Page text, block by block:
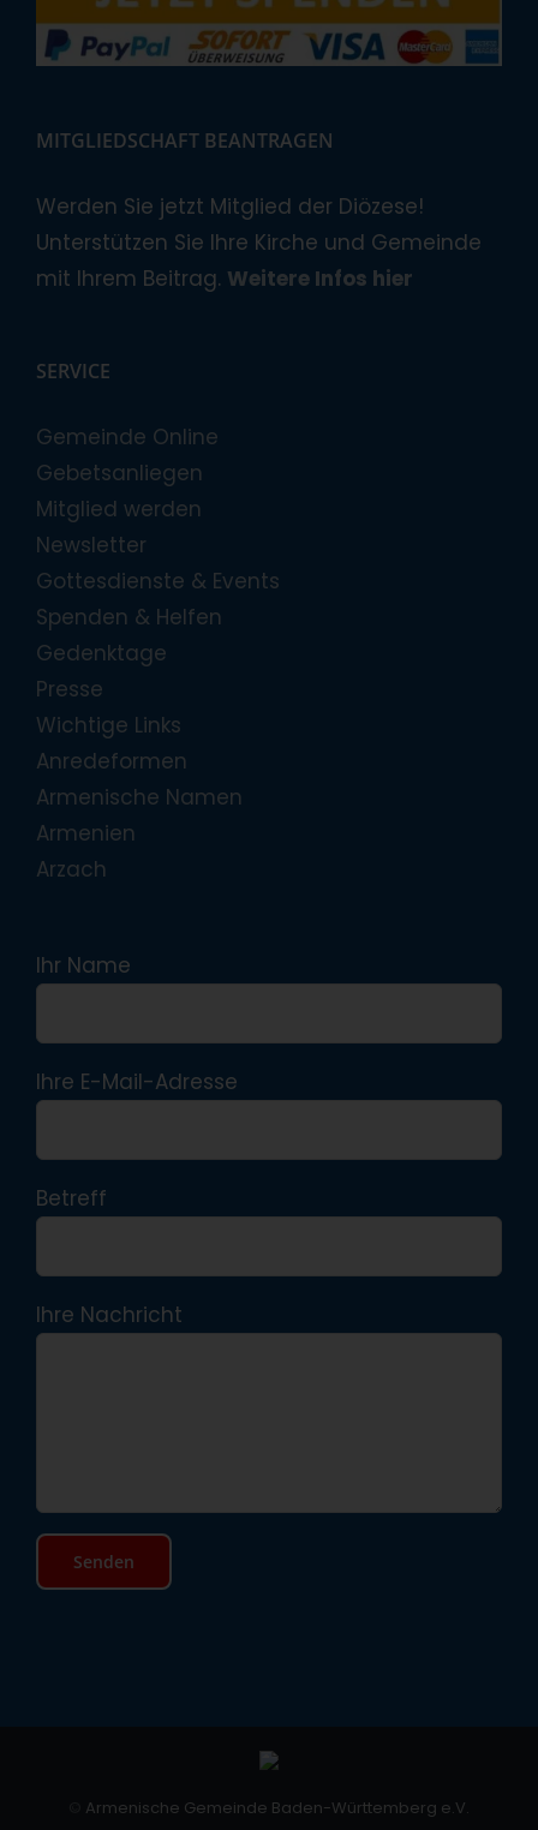
MITGLIEDSCHAFT BEANTRAGEN
Werden Sie jetzt Mitglied der Diözese!
Unterstützen Sie Ihre Kirche und Gemeinde
mit Ihrem Beitrag. Weitere Infos hier
SERVICE
Gemeinde Online
Gebetsanliegen
Mitglied werden
Newsletter
Gottesdienste & Events
Spenden & Helfen
Gedenktage
Presse
Wichtige Links
Anredeformen
Armenische Namen
Armenien
Arzach
Ihr Name
Ihre E-Mail-Adresse
Betreff
Ihre Nachricht
Armenische Gemeinde Baden-Württemberg e.V.